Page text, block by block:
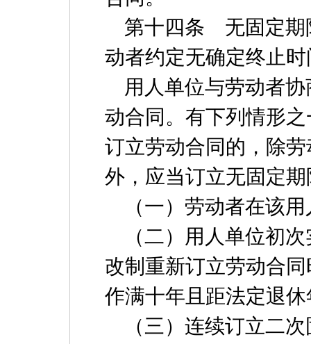
第十四条 无固定期
动者约定无确定终止
用人单位与劳动者协
动合同。有下列情形
订立劳动合同的，除
外，应当订立无固定
（一）劳动者在该用
（二）用人单位初次
改制重新订立劳动合
作满十年且距法定退
（三）连续订立二次